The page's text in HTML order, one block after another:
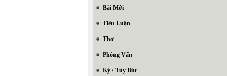
Bài Mới
Tiểu Luận
Thơ
Phỏng Vấn
Ký / Tùy Bút